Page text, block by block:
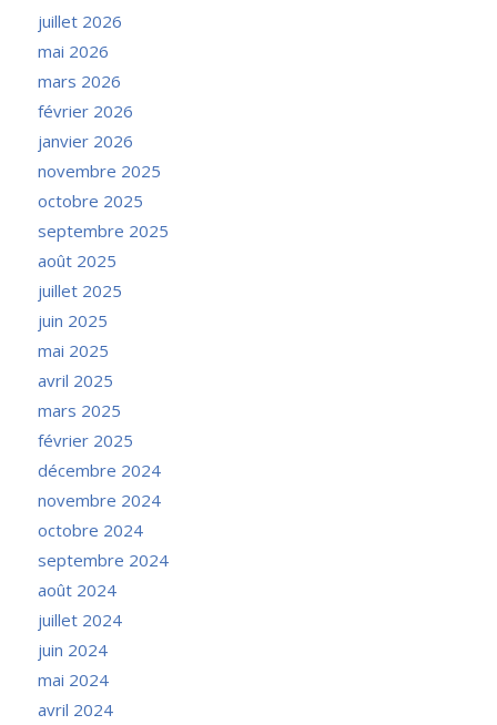
juillet 2026
mai 2026
mars 2026
février 2026
janvier 2026
novembre 2025
octobre 2025
septembre 2025
août 2025
juillet 2025
juin 2025
mai 2025
avril 2025
mars 2025
février 2025
décembre 2024
novembre 2024
octobre 2024
septembre 2024
août 2024
juillet 2024
juin 2024
mai 2024
avril 2024